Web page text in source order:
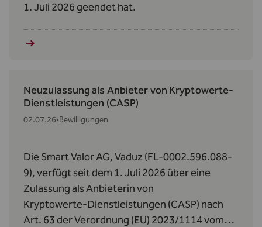
1. Juli 2026 geendet hat.
Neuzulassung als Anbieter von Kryptowerte-
Dienstleistungen (CASP)
02.07.26•Bewilligungen
Die Smart Valor AG, Vaduz (FL-0002.596.088-
9), verfügt seit dem 1. Juli 2026 über eine
Zulassung als Anbieterin von
Kryptowerte‑Dienstleistungen (CASP) nach
Art. 63 der Verordnung (EU) 2023/1114 vom